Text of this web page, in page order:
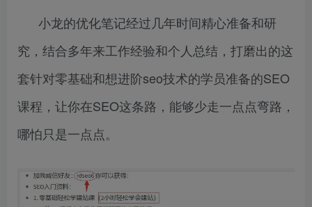
小龙的优化笔记经过几年时间精心准备和研
究，结合多年来工作经验和个人总结，打磨出的这
套针对零基础和想进阶seo技术的学员准备的SEO
课程，让你在SEO这条路，能够少走一点点弯路，
哪怕只是一点点。